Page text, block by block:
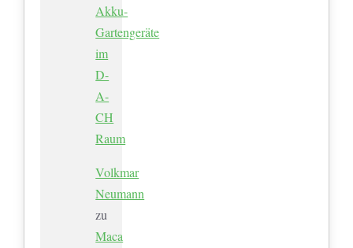
Akku-
Gartengeräte
im
D-
A-
CH
Raum
Volkmar
Neumann
zu
Maca